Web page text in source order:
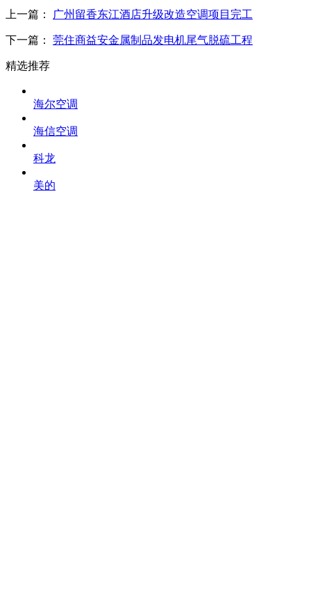
上一篇： 广州留香东江酒店升级改造空调项目完工
下一篇： 莞住商益安金属制品发电机尾气脱硫工程
精选推荐
海尔空调
海信空调
科龙
美的